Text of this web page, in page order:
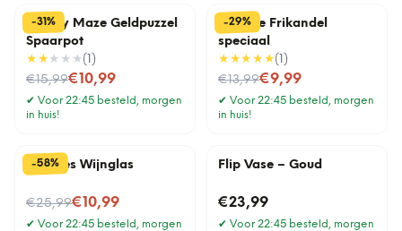
-31%
Money Maze Geldpuzzel
Spaarpot
★★ ★★★( 1 )
€15,99
Nu voor€10,99
✔ Voor 22:45 besteld, morgen
in huis!
-29%
Tegeltje Frikandel
speciaal
★★★★★( 1 )
€13,99
Nu voor€9,99
✔ Voor 22:45 besteld, morgen
in huis!
-58%
Wijnfles Wijnglas
€25,99
Nu voor€10,99
✔ Voor 22:45 besteld, morgen
Flip Vase – Goud
€23,99
✔ Voor 22:45 besteld, morgen